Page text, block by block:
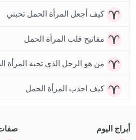
كيف أجعل المرأة الحمل تحبني
مفاتيح قلب المرأة الحمل
من هو الرجل الذي تحبه المرأة
كيف اجذب المرأة الحمل
أبراج اليوم
صفات